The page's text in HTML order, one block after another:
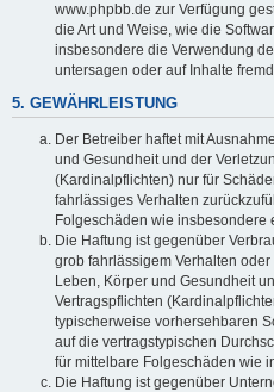
www.phpbb.de zur Verfügung
die Art und Weise, wie die
insbesondere die Verwendung
untersagen oder auf Inhalte
5. GEWÄHRLEISTUNG
Der Betreiber haftet mit
und Gesundheit und der
(Kardinalpflichten) nur für
fahrlässiges Verhalten
Folgeschäden wie insbesondere
Die Haftung ist gegenüber
grob fahrlässigem Verhalten
Leben, Körper und Gesundheit
Vertragspflichten
typischerweise vorhersehbaren
auf die vertragstypischen
für mittelbare Folgeschäden wie
Die Haftung ist gegenüber